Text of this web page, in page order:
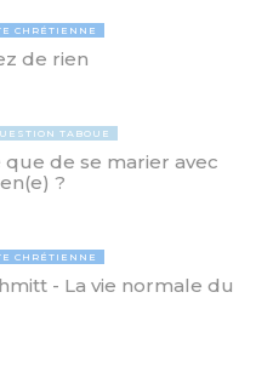
CHRÉTIENNE
de rien
TABOUE
de se marier avec
?
CHRÉTIENNE
- La vie normale du